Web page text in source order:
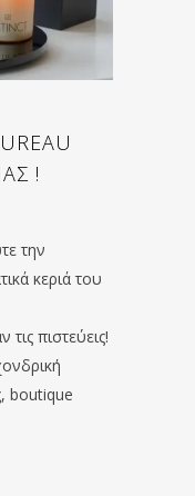
!
την
κεριά του
πιστεύεις!
boutique